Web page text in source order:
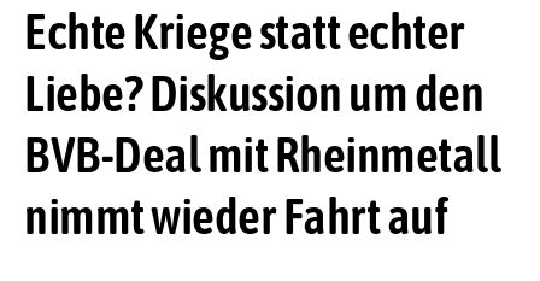
Echte Kriege statt echter
Liebe? Diskussion um den
BVB-Deal mit Rheinmetall
nimmt wieder Fahrt auf